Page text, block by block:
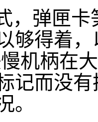
，弹匣
够得着
机柄在
记而没
。